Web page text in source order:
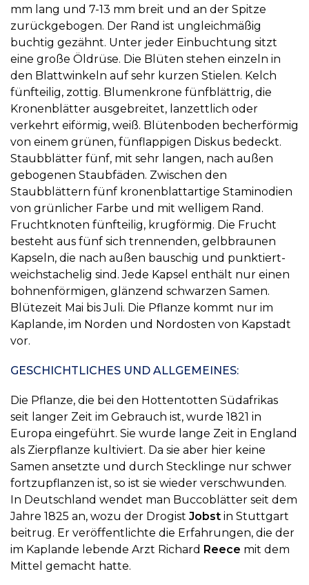
mm lang und 7-13 mm breit und an der Spitze
zurückgebogen. Der Rand ist ungleichmäßig
buchtig gezähnt. Unter jeder Einbuchtung sitzt
eine große Öldrüse. Die Blüten stehen einzeln in
den Blattwinkeln auf sehr kurzen Stielen. Kelch
fünfteilig, zottig. Blumenkrone fünfblättrig, die
Kronenblätter ausgebreitet, lanzettlich oder
verkehrt eiförmig, weiß. Blütenboden becherförmig
von einem grünen, fünflappigen Diskus bedeckt.
Staubblätter fünf, mit sehr langen, nach außen
gebogenen Staubfäden. Zwischen den
Staubblättern fünf kronenblattartige Staminodien
von grünlicher Farbe und mit welligem Rand.
Fruchtknoten fünfteilig, krugförmig. Die Frucht
besteht aus fünf sich trennenden, gelbbraunen
Kapseln, die nach außen bauschig und punktiert-
weichstachelig sind. Jede Kapsel enthält nur einen
bohnenförmigen, glänzend schwarzen Samen.
Blütezeit Mai bis Juli. Die Pflanze kommt nur im
Kaplande, im Norden und Nordosten von Kapstadt
vor.
GESCHICHTLICHES UND ALLGEMEINES:
Die Pflanze, die bei den Hottentotten Südafrikas
seit langer Zeit im Gebrauch ist, wurde 1821 in
Europa eingeführt. Sie wurde lange Zeit in England
als Zierpflanze kultiviert. Da sie aber hier keine
Samen ansetzte und durch Stecklinge nur schwer
fortzupflanzen ist, so ist sie wieder verschwunden.
In Deutschland wendet man Buccoblätter seit dem
Jahre 1825 an, wozu der Drogist Jobst in Stuttgart
beitrug. Er veröffentlichte die Erfahrungen, die der
im Kaplande lebende Arzt Richard Reece mit dem
Mittel gemacht hatte.